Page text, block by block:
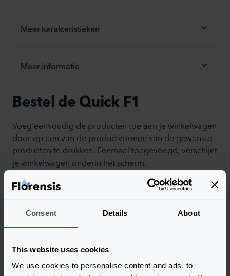
Consent Details About
This website uses cookies
We use cookies to personalise content and ads, to
Meer karakteristieken
Meer informatie
Bestel de Quick F1
Voeg eenvoudig de producten toe aan je winkelwagen
door op een van de productvormen van de gewenste
producten te drukken. Eenmaal toegevoegd, verschijnt
je winkelwagen onderin het scherm.